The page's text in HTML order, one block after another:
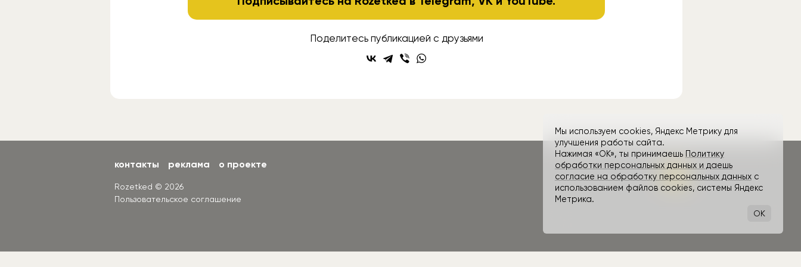
Поделитесь публикацией с друзьями
контакты реклама о проекте
Rozetked © 2026
Пользовательское соглашение
Мы используем cookies, Яндекс Метрику для
улучшения работы сайта.
Нажимая «ОК», ты принимаешь Политику
обработки персональных данных и даешь
согласие на обработку персональных данныхс
использованием файлов cookies, системы Яндекс
Метрика.
OK